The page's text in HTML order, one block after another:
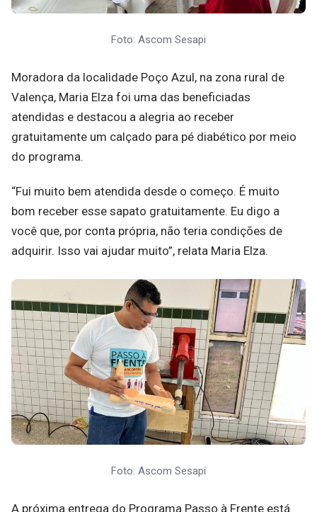
Foto: Ascom Sesapi
Moradora da localidade Poço Azul, na zona rural de
Valença, Maria Elza foi uma das beneficiadas
atendidas e destacou a alegria ao receber
gratuitamente um calçado para pé diabético por meio
do programa.
“Fui muito bem atendida desde o começo. É muito
bom receber esse sapato gratuitamente. Eu digo a
você que, por conta própria, não teria condições de
adquirir. Isso vai ajudar muito”, relata Maria Elza.
Foto: Ascom Sesapi
A próxima entrega do Programa Passo à Frente está